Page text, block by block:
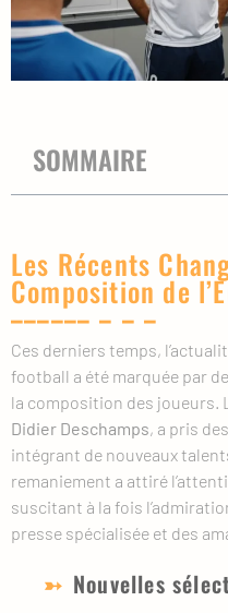
SOMMAIRE
Les Récents
Composition de
Ces derniers temps,
football a été marquée par
la composition des joueurs.
Didier Deschamps, a pris
intégrant de nouveaux
remaniement a attiré
suscitant à la fois
presse spécialisée et des
Nouvelles